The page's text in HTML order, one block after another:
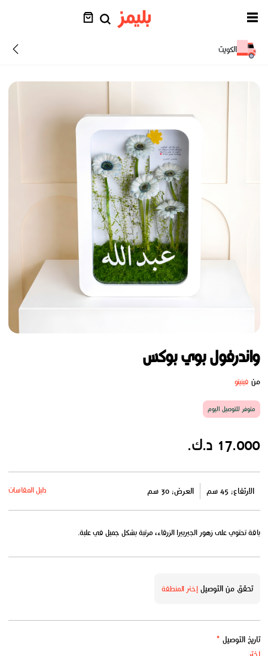
الكويت
واندرفول بوي بوكس
من فينيتو
متوفر للتوصيل اليوم
17.000 د.ك.
الارتفاع: 45 سم العرض: 30 سم دليل المقاسات
باقة تحتوي على زهور الجيربيرا الزرقاء، مرتبة بشكل جميل في علبة.
تحقق من التوصيلإختر المنطقة
تاريخ التوصيل *